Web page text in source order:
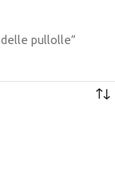
pullolle”